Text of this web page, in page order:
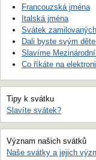
Francouzská jména
Italská jména
Svátek zamilovaných
Dali byste svým
Slavíme
Co říkáte na
Tipy k svátku
Slavíte svátek?
Význam našich svátků
Naše svátky a jejich